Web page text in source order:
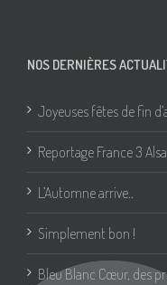
NOS DERNIÈRES
Joyeuses fêtes de fin
Reportage France 3
L’Automne arrive..
Simplement bon !
Bleu Blanc Cœur, des